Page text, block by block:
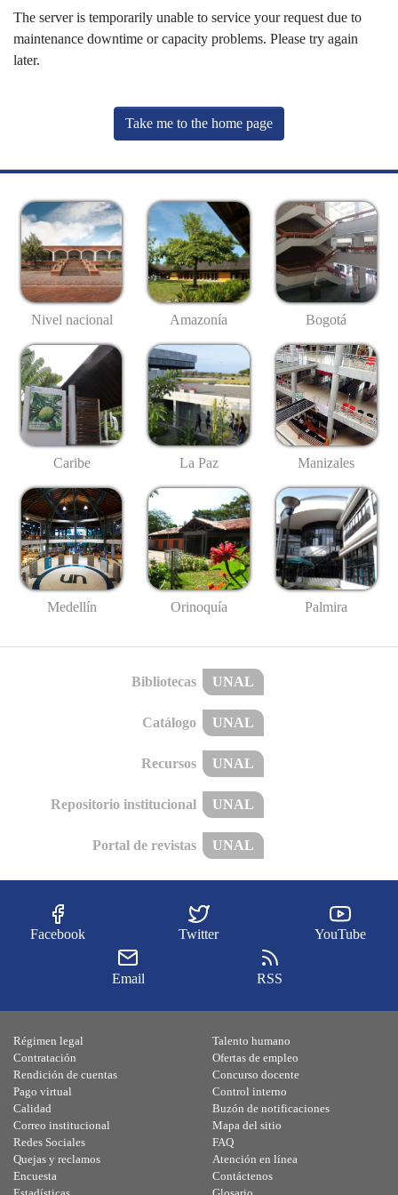
The server is temporarily unable to service your request due to
maintenance downtime or capacity problems. Please try again
later.
Take me to the home page
Nivel nacional Amazonía Bogotá
Caribe La Paz Manizales
Medellín Orinoquía Palmira
Bibliotecas UNAL
Catálogo UNAL
Recursos UNAL
Repositorio institucional UNAL
Portal de revistas UNAL
Facebook Twitter YouTube
Email RSS
Régimen legal
Contratación
Rendición de cuentas
Pago virtual
Calidad
Talento humano
Ofertas de empleo
Concurso docente
Control interno
Buzón de notificaciones
Correo institucional
Redes Sociales
Quejas y reclamos
Encuesta
Mapa del sitio
FAQ
Atención en línea
Contáctenos